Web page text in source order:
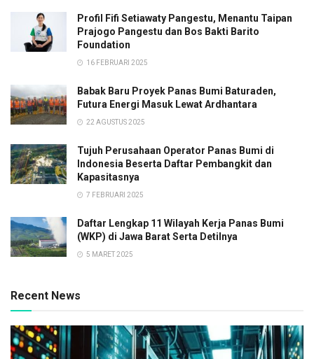
Profil Fifi Setiawaty Pangestu, Menantu Taipan
Prajogo Pangestu dan Bos Bakti Barito
Foundation
16 FEBRUARI 2025
Babak Baru Proyek Panas Bumi Baturaden,
Futura Energi Masuk Lewat Ardhantara
22 AGUSTUS 2025
Tujuh Perusahaan Operator Panas Bumi di
Indonesia Beserta Daftar Pembangkit dan
Kapasitasnya
7 FEBRUARI 2025
Daftar Lengkap 11 Wilayah Kerja Panas Bumi
(WKP) di Jawa Barat Serta Detilnya
5 MARET 2025
Recent News